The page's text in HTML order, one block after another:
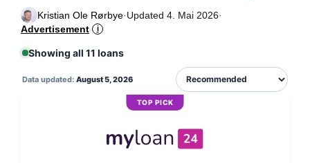
Kristian Ole Rørbye·Updated 4. Mai 2026·
Advertisement
i
Showing all 11 loans
Data updated: August 5, 2026
TOP PICK